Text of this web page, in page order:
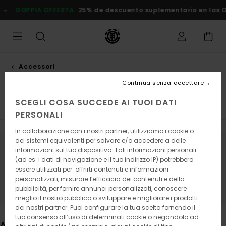
alla
selezione
griglie
DOPPIA OFFERTA 25% de descuento suplementario en las
Accessori
Cappelli e Berretti Visualizza tutto
Continua a seguirci, i prodotti che
cerchi presto saranno di nuovo
disponibili
SCEGLI COSA SUCCEDE AI TUOI DATI
PERSONALI
In collaborazione con i nostri partner, utilizziamo i cookie o
dei sistemi equivalenti per salvare e/o accedere a delle
informazioni sul tuo dispositivo. Tali informazioni personali
(ad es. i dati di navigazione e il tuo indirizzo IP) potrebbero
essere utilizzati per: offrirti contenuti e informazioni
personalizzati, misurare l’efficacia dei contenuti e della
pubblicità, per fornire annunci personalizzati, conoscere
meglio il nostro pubblico o sviluppare e migliorare i prodotti
dei nostri partner. Puoi configurare la tua scelta fornendo il
tuo consenso all’uso di determinati cookie o negandolo ad
Continua senza accettare